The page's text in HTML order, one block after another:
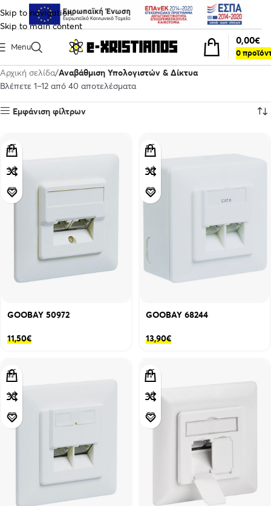
Skip to navigation
Skip to main content
Menu
0
0,00€
Αρχική σελίδα Αναβάθμιση Υπολογιστών & Δίκτυα
Βλέπετε 1–12 από 40 αποτελέσματα
Εμφάνιση φίλτρων
GOOBAY 50972
11,50€
GOOBAY 68244
13,90€